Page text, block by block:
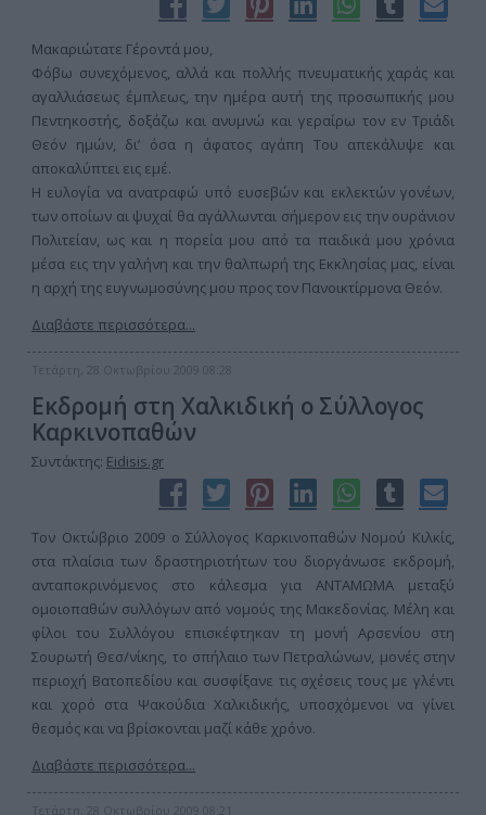
Μακαριώτατε Γέροντά μου,
Φόβω συνεχόμενος, αλλά και πολλής πνευματικής χαράς και
αγαλλιάσεως έμπλεως, την ημέρα αυτή της προσωπικής μου
Πεντηκοστής, δοξάζω και ανυμνώ και γεραίρω τον εν Τριάδι
Θεόν ημών, δι’ όσα η άφατος αγάπη Του απεκάλυψε και
αποκαλύπτει εις εμέ.
Η ευλογία να ανατραφώ υπό ευσεβών και εκλεκτών γονέων,
των οποίων αι ψυχαί θα αγάλλωνται σήμερον εις την ουράνιον
Πολιτείαν, ως και η πορεία μου από τα παιδικά μου χρόνια
μέσα εις την γαλήνη και την θαλπωρή της Εκκλησίας μας, είναι
η αρχή της ευγνωμοσύνης μου προς τον Πανοικτίρμονα Θεόν.
Διαβάστε περισσότερα...
Τετάρτη, 28 Οκτωβρίου 2009 08:28
Εκδρομή στη Χαλκιδική ο Σύλλογος
Καρκινοπαθών
Συντάκτης: Eidisis.gr
Τον Οκτώβριο 2009 ο Σύλλογος Καρκινοπαθών Νομού Κιλκίς,
στα πλαίσια των δραστηριοτήτων του διοργάνωσε εκδρομή,
ανταποκρινόμενος στο κάλεσμα για ΑΝΤΑΜΩΜΑ μεταξύ
ομοιοπαθών συλλόγων από νομούς της Μακεδονίας. Μέλη και
φίλοι του Συλλόγου επισκέφτηκαν τη μονή Αρσενίου στη
Σουρωτή Θεσ/νίκης, το σπήλαιο των Πετραλώνων, μονές στην
περιοχή Βατοπεδίου και συσφίξανε τις σχέσεις τους με γλέντι
και χορό στα Ψακούδια Χαλκιδικής, υποσχόμενοι να γίνει
θεσμός και να βρίσκονται μαζί κάθε χρόνο.
Διαβάστε περισσότερα...
Τετάρτη, 28 Οκτωβρίου 2009 08:21